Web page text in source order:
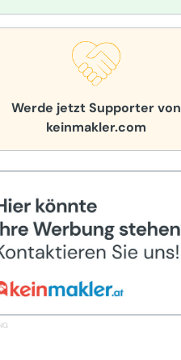
Werde jetzt Supporter von
keinmakler.com